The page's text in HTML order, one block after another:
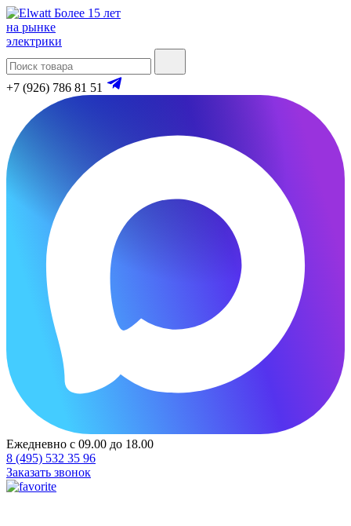
Более 15 лет
на рынке
электрики
+7 (926) 786 81 51
Ежедневно с 09.00 до 18.00
8 (495) 532 35 96
Заказать звонок